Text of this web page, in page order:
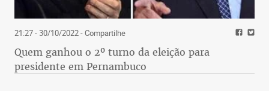
21:27 - 30/10/2022- Compartilhe
Quem ganhou o 2º turno da eleição para
presidente em Pernambuco